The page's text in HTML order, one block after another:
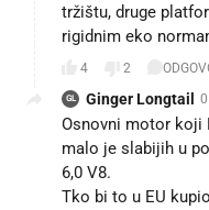
tržištu, druge
rigidnim eko
4 2
GL Ginger Longtail
Osnovni motor koji
malo je slabijih u
6,0 V8.
Tko bi to u EU